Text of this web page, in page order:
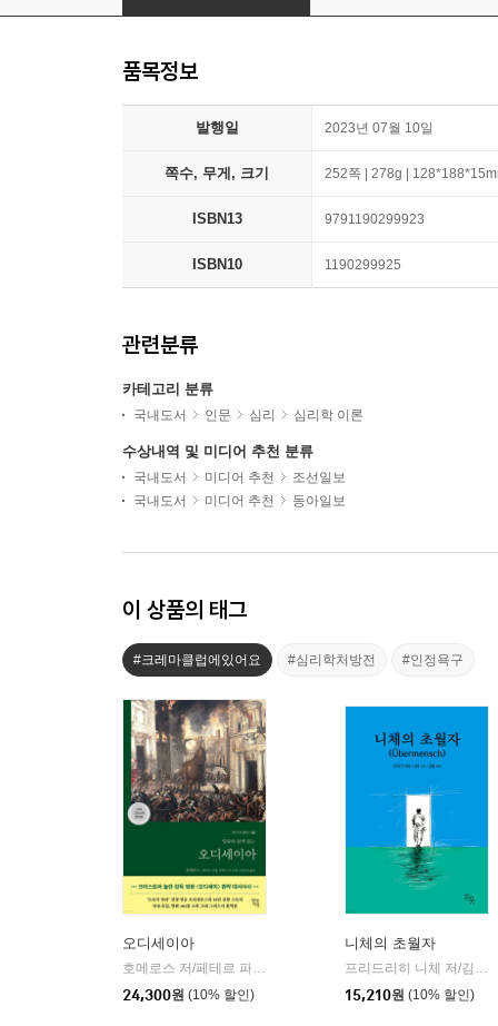
품목정보
발행일 2023년 07월 10일
쪽수, 무게, 크기 252쪽 | 278g |
ISBN13 9791190299923
ISBN10 1190299925
관련분류
카테고리 분류
국내도서 인문 심리 심리학 이론
수상내역 및 미디어 추천 분류
국내도서 미디어 추천
조선일보
국내도서
미디어 추천 동아일보
이 상품의 태그
#크레마클럽에있어요 #심리학처방전 #인정욕구
오디세이아
호메로스 저/페테르 파울 루벤스 그림/박문재 역 |
현대지성
24,300원 (10% 할인)
니체의 초월자
프리드리히 니체 저/김철 편역
15,210원 (10% 할인)